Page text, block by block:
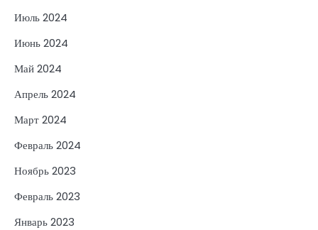
Июль 2024
Июнь 2024
Май 2024
Апрель 2024
Март 2024
Февраль 2024
Ноябрь 2023
Февраль 2023
Январь 2023